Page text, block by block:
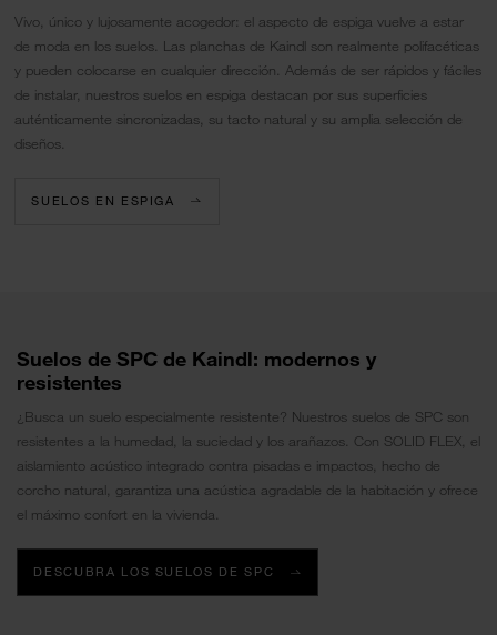
Vivo, único y lujosamente acogedor: el aspecto de espiga vuelve a estar
de moda en los suelos. Las planchas de Kaindl son realmente polifacéticas
y pueden colocarse en cualquier dirección. Además de ser rápidos y fáciles
de instalar, nuestros suelos en espiga destacan por sus superficies
auténticamente sincronizadas, su tacto natural y su amplia selección de
diseños.
SUELOS EN ESPIGA
Suelos de SPC de Kaindl: modernos y
resistentes
¿Busca un suelo especialmente resistente? Nuestros suelos de SPC son
resistentes a la humedad, la suciedad y los arañazos. Con SOLID FLEX, el
aislamiento acústico integrado contra pisadas e impactos, hecho de
corcho natural, garantiza una acústica agradable de la habitación y ofrece
el máximo confort en la vivienda.
DESCUBRA LOS SUELOS DE SPC